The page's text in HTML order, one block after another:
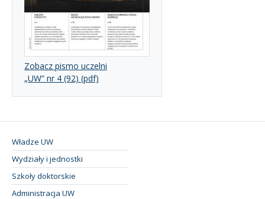
Zobacz pismo uczelni
„UW” nr 4 (92) (pdf)
Władze UW
Wydziały i jednostki
Szkoły doktorskie
Administracja UW